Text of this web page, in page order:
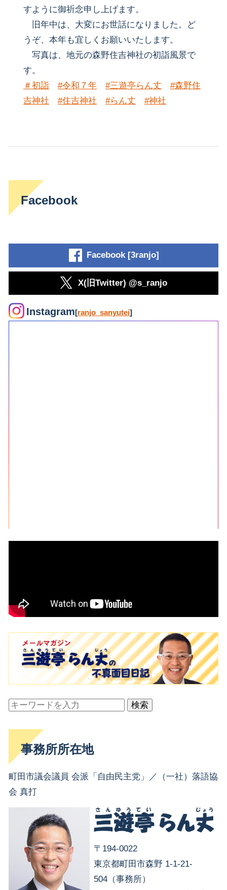
すように御祈念申し上げます。
旧年中は、大変にお世話になりました。ど
うぞ、本年も宜しくお願いいたします。
写真は、地元の森野住吉神社の初詣風景で
す。
＃初詣
#令和７年 #三遊亭らん丈
#森野住
吉神社
#住吉神社 #らん丈 #神社
Facebook
Facebook [3ranjo]
X(旧Twitter) @s_ranjo
Instagram[ranjo_sanyutei]
検索
事務所所在地
町田市議会議員 会派「自由民主党」／（一社）落語協
会 真打
〒194-0022
東京都町田市森野 1-1-21-
504（事務所）